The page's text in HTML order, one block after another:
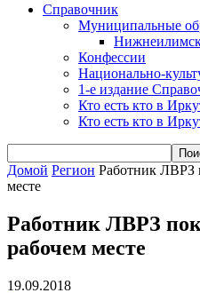
Справочник
Муниципальные
Конфессии
Национально-
1-е издание
Кто есть кто в
Кто есть кто в
Домой Регион Работник ЛВРЗ
месте
Работник ЛВРЗ
рабочем месте
19.09.2018